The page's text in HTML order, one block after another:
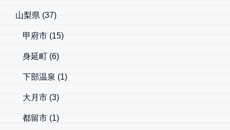
山梨県 (37)
甲府市 (15)
身延町 (6)
下部温泉 (1)
大月市 (3)
都留市 (1)